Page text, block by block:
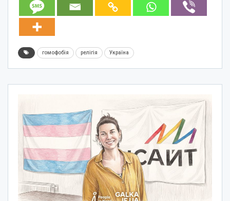
гомофобія релігія Україна